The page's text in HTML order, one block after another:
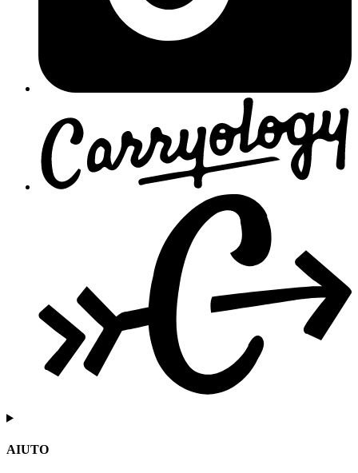
AIUTO